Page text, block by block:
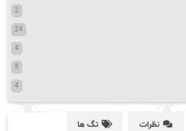
2
24
4
8
4
نظرات تگ ها